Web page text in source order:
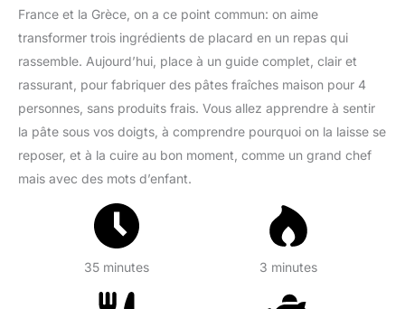
France et la Grèce, on a ce point commun: on aime
transformer trois ingrédients de placard en un repas qui
rassemble. Aujourd’hui, place à un guide complet, clair et
rassurant, pour fabriquer des pâtes fraîches maison pour 4
personnes, sans produits frais. Vous allez apprendre à sentir
la pâte sous vos doigts, à comprendre pourquoi on la laisse se
reposer, et à la cuire au bon moment, comme un grand chef
mais avec des mots d’enfant.
35 minutes 3 minutes